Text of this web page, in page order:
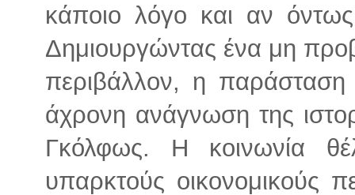
κάποιο λόγο και αν
Δημιουργώντας ένα μη
περιβάλλον, η παράσταση
άχρονη ανάγνωση της
Γκόλφως. Η κοινωνία
υπαρκτούς οικονομικούς